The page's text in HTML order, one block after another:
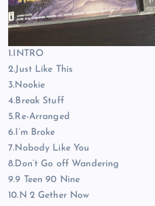
1.INTRO
2.Just Like This
3.Nookie
4.Break Stuff
5.Re-Arranged
6.I’m Broke
7.Nobody Like You
8.Don’t Go off Wandering
9.9 Teen 90 Nine
10.N 2 Gether Now